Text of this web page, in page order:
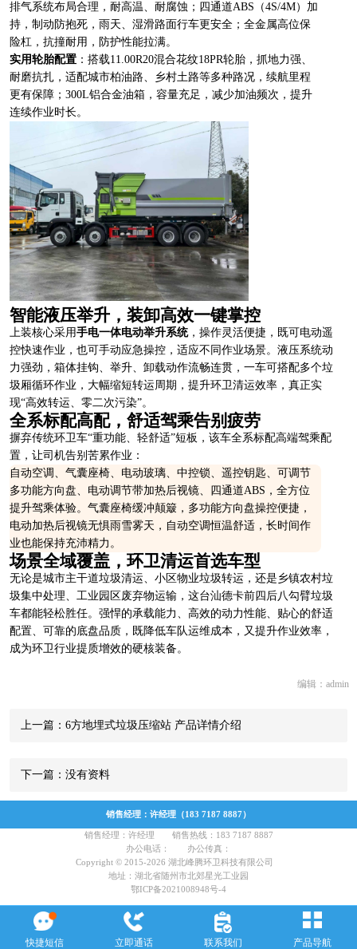
排气系统布局合理，耐高温、耐腐蚀；四通道ABS（4S/4M）加
持，制动防抱死，雨天、湿滑路面行车更安全；全金属高位保
险杠，抗撞耐用，防护性能拉满。
实用轮胎配置：搭载11.00R20混合花纹18PR轮胎，抓地力强、
耐磨抗扎，适配城市柏油路、乡村土路等多种路况，续航里程
更有保障；300L铝合金油箱，容量充足，减少加油频次，提升
连续作业时长。
智能液压举升，装卸高效一键掌控
上装核心采用手电一体电动举升系统，操作灵活便捷，既可电动遥
控快速作业，也可手动应急操控，适应不同作业场景。液压系统动
力强劲，箱体挂钩、举升、卸载动作流畅连贯，一车可搭配多个垃
圾厢循环作业，大幅缩短转运周期，提升环卫清运效率，真正实
现“高效转运、零二次污染”。
全系标配高配，舒适驾乘告别疲劳
摒弃传统环卫车“重功能、轻舒适”短板，该车全系标配高端驾乘配
置，让司机告别苦累作业：
自动空调、气囊座椅、电动玻璃、中控锁、遥控钥匙、可调节
多功能方向盘、电动调节带加热后视镜、四通道ABS，全方位
提升驾乘体验。气囊座椅缓冲颠簸，多功能方向盘操控便捷，
电动加热后视镜无惧雨雪雾天，自动空调恒温舒适，长时间作
业也能保持充沛精力。
场景全域覆盖，环卫清运首选车型
无论是城市主干道垃圾清运、小区物业垃圾转运，还是乡镇农村垃
圾集中处理、工业园区废弃物运输，这台汕德卡前四后八勾臂垃圾
车都能轻松胜任。强悍的承载能力、高效的动力性能、贴心的舒适
配置、可靠的底盘品质，既降低车队运维成本，又提升作业效率，
成为环卫行业提质增效的硬核装备。
编辑：admin
上一篇：6方地埋式垃圾压缩站 产品详情介绍
下一篇：没有资料
销售经理：许经理（183 7187 8887）
销售经理：许经理 销售热线：183 7187 8887
办公电话： 办公传真：
Copyright © 2015-2026 湖北峰腾环卫科技有限公司
地址：湖北省随州市北郊星光工业园
鄂ICP备2021008948号-4
快捷短信 立即通话 联系我们 产品导航